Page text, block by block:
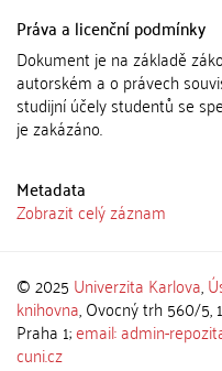
Práva a licenční podmínky
Dokument je na základě
autorském a o právech
studijní účely studentů se
je zakázáno.
Metadata
Zobrazit celý záznam
© 2025 Univerzita Karlova,
knihovna, Ovocný trh 560/5,
Praha 1;email: admin-
cuni.cz